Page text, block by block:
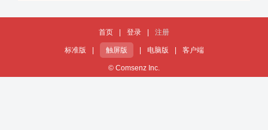
首页 登录 注册
标准版 触屏版 电脑版 客户端
© Comsenz Inc.